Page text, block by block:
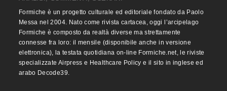
Formiche è un progetto culturale ed editoriale fondato da Paolo
Messa nel 2004. Nato come rivista cartacea, oggi l’arcipelago
Formiche è composto da realtà diverse ma strettamente
connesse fra loro: il mensile (disponibile anche in versione
elettronica), la testata quotidiana on-line Formiche.net, le riviste
specializzate Airpress e Healthcare Policy e il sito in inglese ed
arabo Decode39.